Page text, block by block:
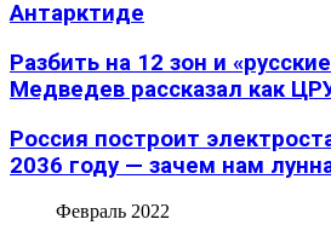
Антарктиде
Разбить на 12 зон и
Медведев рассказал как
Россия построит
2036 году — зачем нам
Февраль 2022